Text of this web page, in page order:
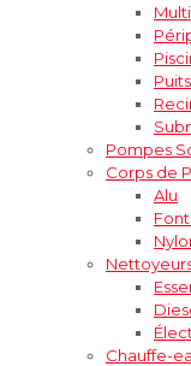
Pompes
Corps de
Alu
Chauffe-